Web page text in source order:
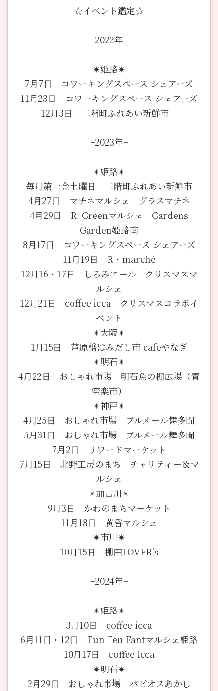
☆イベント鑑定☆
−2022年−
✴︎姫路✴︎
7月7日 コワーキングスペース シェアーズ
11月23日 コワーキングスペース シェアーズ
12月3日 二階町ふれあい新鮮市
−2023年−
✴︎姫路✴︎
毎月第一金土曜日 二階町ふれあい新鮮市
4月27日 マチネマルシェ グラスマチネ
4月29日 R−Greenマルシェ Gardens
Garden姫路南
8月17日 コワーキングスペース シェアーズ
11月19日 R・marché
12月16・17日 しろみエール クリスマスマ
ルシェ
12月21日 coffee icca クリスマスコラボイ
ベント
✴︎大阪✴︎
1月15日 芦原橋はみだし市 cafeやなぎ
✴︎明石✴︎
4月22日 おしゃれ市場 明石魚の棚広場（青
空楽市）
✴︎神戸✴︎
4月25日 おしゃれ市場 ブルメール舞多聞
5月31日 おしゃれ市場 ブルメール舞多聞
7月2日 リワードマーケット
7月15日 北野工房のまち チャリティー＆マ
ルシェ
✴︎加古川✴︎
9月3日 かわのまちマーケット
11月18日 黄昏マルシェ
✴︎市川✴︎
10月15日 棚田LOVER's
−2024年−
✴︎姫路✴︎
3月10日 coffee icca
6月11日・12日 Fun Fen Fantマルシェ姫路
10月17日 coffee icca
✴︎明石✴︎
2月29日 おしゃれ市場 パピオスあかし